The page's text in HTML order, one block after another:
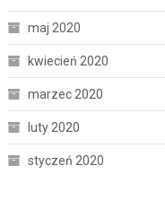
maj 2020
kwiecień 2020
marzec 2020
luty 2020
styczeń 2020